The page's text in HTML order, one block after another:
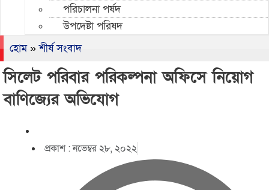
পরিচালনা পর্ষদ
উপদেষ্টা পরিষদ
হোম»শীর্ষ সংবাদ
সিলেট পরিবার পরিকল্পনা অফিসে নিয়োগ
বাণিজ্যের অভিযোগ
প্রকাশ :নভেম্বর ২৮, ২০২২